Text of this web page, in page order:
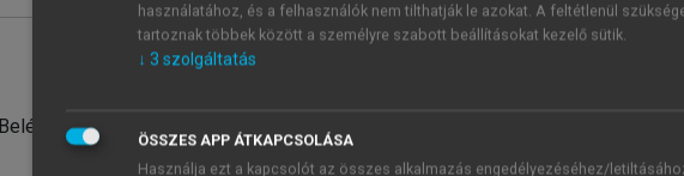
Belépés intézményi azonosítóval
Kérek értesítést a MeRSZ
Kérek értesítést az
használatához, és a felhasználók nem tilthatják le azokat. A feltétlenül
tartoznak többek között a személyre szabott beállításokat kezelő sütik.
↓ 3 szolgáltatás
ÖSSZES APP ÁTKAPCSOLÁSA
Használja ezt a kapcsolót az összes alkalmazás engedélyezéséhez/